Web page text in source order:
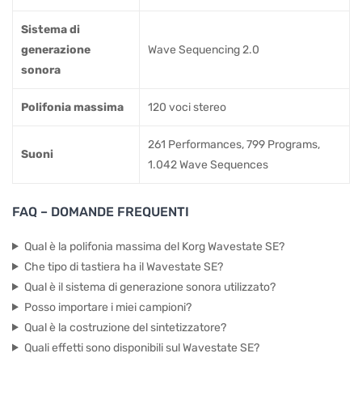
Sistema di
generazione
sonora
Wave Sequencing 2.0
Polifonia massima 120 voci stereo
Suoni
261 Performances, 799 Programs,
1.042 Wave Sequences
FAQ – DOMANDE FREQUENTI
Qual è la polifonia massima del Korg Wavestate SE?
Che tipo di tastiera ha il Wavestate SE?
Qual è il sistema di generazione sonora utilizzato?
Posso importare i miei campioni?
Qual è la costruzione del sintetizzatore?
Quali effetti sono disponibili sul Wavestate SE?